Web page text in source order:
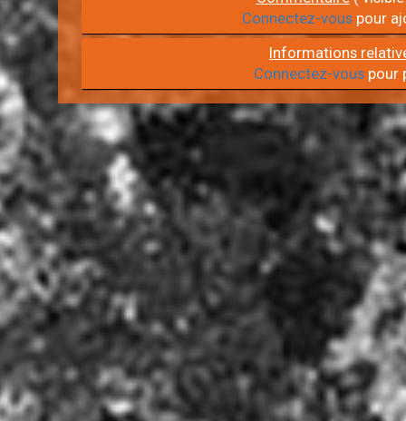
Connectez-vous pour
Informations
Connectez-vous pour